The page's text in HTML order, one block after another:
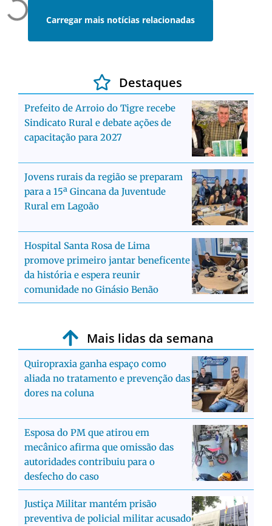
Carregar mais notícias relacionadas
Destaques
Prefeito de Arroio do Tigre recebe
Sindicato Rural e debate ações de
capacitação para 2027
Jovens rurais da região se preparam
para a 15ª Gincana da Juventude
Rural em Lagoão
Hospital Santa Rosa de Lima
promove primeiro jantar beneficente
da história e espera reunir
comunidade no Ginásio Benão
Mais lidas da semana
Quiropraxia ganha espaço como
aliada no tratamento e prevenção das
dores na coluna
Esposa do PM que atirou em
mecânico afirma que omissão das
autoridades contribuiu para o
desfecho do caso
Justiça Militar mantém prisão
preventiva de policial militar acusado